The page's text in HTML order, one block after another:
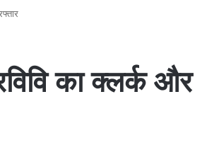
का क्लर्क और